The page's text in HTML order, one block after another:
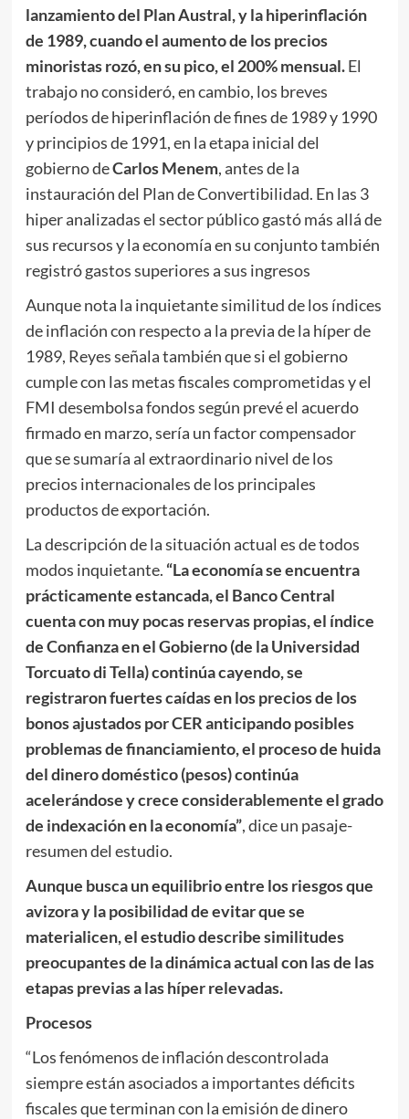
lanzamiento del Plan Austral, y la hiperinflación
de 1989, cuando el aumento de los precios
minoristas rozó, en su pico, el 200% mensual.El
trabajo no consideró, en cambio, los breves
períodos de hiperinflación de fines de 1989 y 1990
y principios de 1991, en la etapa inicial del
gobierno deCarlos Menem, antes de la
instauración del Plan de Convertibilidad. En las 3
hiper analizadas el sector público gastó más allá de
sus recursos y la economía en su conjunto también
registró gastos superiores a sus ingresos
Aunque nota la inquietante similitud de los índices
de inflación con respecto a la previa de la híper de
1989, Reyes señala también que si el gobierno
cumple con las metas fiscales comprometidas y el
FMI desembolsa fondos según prevé el acuerdo
firmado en marzo, sería un factor compensador
que se sumaría al extraordinario nivel de los
precios internacionalesde los principales
productos de exportación.
La descripción de la situación actual es de todos
modos inquietante. “La economía se encuentra
prácticamente estancada, el Banco Central
cuenta con muy pocas reservas propias, el índice
de Confianza en el Gobierno (de la Universidad
Torcuato di Tella) continúa cayendo, se
registraron fuertes caídas en los precios de los
bonos ajustados por CER anticipando posibles
problemas de financiamiento, el proceso de huida
del dinero doméstico (pesos) continúa
acelerándose y crece considerablemente el grado
de indexación en la economía”, dice un pasaje-
resumen del estudio.
Aunque busca un equilibrio entre los riesgos que
avizora y la posibilidad de evitar que se
materialicen, el estudio describe similitudes
preocupantes de la dinámica actual con las de las
etapas previas a las híper relevadas.
Procesos
“Los fenómenos de inflación descontrolada
siempre están asociados a importantes déficits
fiscales que terminan con la emisión de dinero